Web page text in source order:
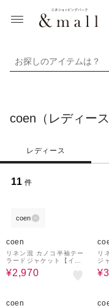
お探しのアイテムは？
coen（レディー
レディース
11 件
coen
coen
リネン混 カノコ半袖テー
ラードジャケット【イン
フルエンサー紹介アイテ
ム】
¥2,970
リ
ジ
coen